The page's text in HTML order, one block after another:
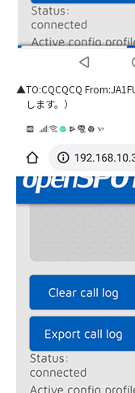
TO:CQCQCQ
します。）